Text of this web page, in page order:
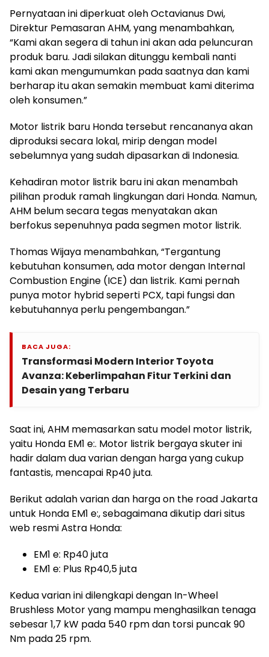
Pernyataan ini diperkuat oleh Octavianus Dwi,
Direktur Pemasaran AHM, yang menambahkan,
“Kami akan segera di tahun ini akan ada peluncuran
produk baru. Jadi silakan ditunggu kembali nanti
kami akan mengumumkan pada saatnya dan kami
berharap itu akan semakin membuat kami diterima
oleh konsumen.”
Motor listrik baru Honda tersebut rencananya akan
diproduksi secara lokal, mirip dengan model
sebelumnya yang sudah dipasarkan di Indonesia.
Kehadiran motor listrik baru ini akan menambah
pilihan produk ramah lingkungan dari Honda. Namun,
AHM belum secara tegas menyatakan akan
berfokus sepenuhnya pada segmen motor listrik.
Thomas Wijaya menambahkan, “Tergantung
kebutuhan konsumen, ada motor dengan Internal
Combustion Engine (ICE) dan listrik. Kami pernah
punya motor hybrid seperti PCX, tapi fungsi dan
kebutuhannya perlu pengembangan.”
BACA JUGA:
Transformasi Modern Interior Toyota
Avanza: Keberlimpahan Fitur Terkini dan
Desain yang Terbaru
Saat ini, AHM memasarkan satu model motor listrik,
yaitu Honda EM1 e:. Motor listrik bergaya skuter ini
hadir dalam dua varian dengan harga yang cukup
fantastis, mencapai Rp40 juta.
Berikut adalah varian dan harga on the road Jakarta
untuk Honda EM1 e:, sebagaimana dikutip dari situs
web resmi Astra Honda:
EM1 e: Rp40 juta
EM1 e: Plus Rp40,5 juta
Kedua varian ini dilengkapi dengan In-Wheel
Brushless Motor yang mampu menghasilkan tenaga
sebesar 1,7 kW pada 540 rpm dan torsi puncak 90
Nm pada 25 rpm.